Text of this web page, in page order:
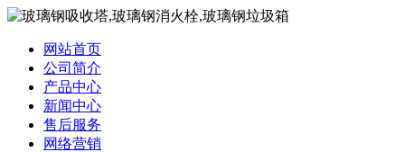
网站首页
公司简介
产品中心
新闻中心
售后服务
网络营销